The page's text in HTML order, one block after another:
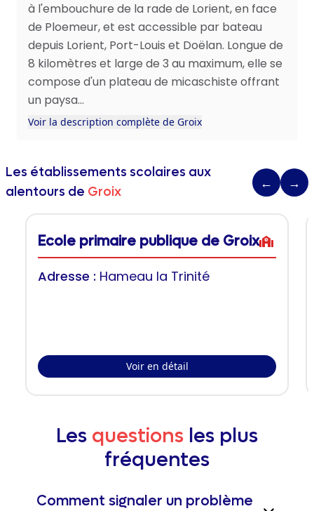
à l'embouchure de la rade de Lorient, en face
de Ploemeur, et est accessible par bateau
depuis Lorient, Port-Louis et Doëlan. Longue de
8 kilomètres et large de 3 au maximum, elle se
compose d'un plateau de micaschiste offrant
un paysa...
Voir la description complète de Groix
Les établissements scolaires aux
alentours de Groix
← →
Ecole primaire publique de Groix
Adresse : Hameau la Trinité
Voir en détail
Les questions les plus
fréquentes
Comment signaler un problème